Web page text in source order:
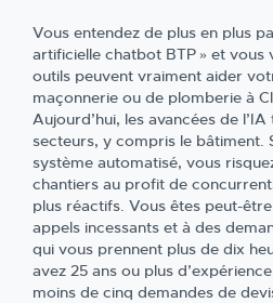
Vous entendez de plus en plus
artificielle chatbot BTP » et vous
outils peuvent vraiment aider
maçonnerie ou de plomberie à
Aujourd’hui, les avancées de
secteurs, y compris le bâtiment.
système automatisé, vous
chantiers au profit de
plus réactifs. Vous êtes peut-
appels incessants et à des
qui vous prennent plus de dix
avez 25 ans ou plus
moins de cinq demandes de